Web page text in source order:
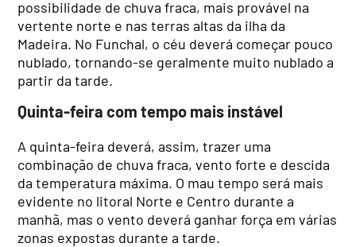
possibilidade de chuva fraca, mais provável na
vertente norte e nas terras altas da ilha da
Madeira. No Funchal, o céu deverá começar pouco
nublado, tornando-se geralmente muito nublado a
partir da tarde.
Quinta-feira com tempo mais instável
A quinta-feira deverá, assim, trazer uma
combinação de chuva fraca, vento forte e descida
da temperatura máxima. O mau tempo será mais
evidente no litoral Norte e Centro durante a
manhã, mas o vento deverá ganhar força em várias
zonas expostas durante a tarde.